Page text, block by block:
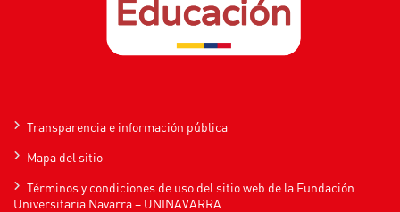
Transparencia e información pública
Mapa del sitio
Términos y condiciones de uso del sitio web de la Fundación
Universitaria Navarra – UNINAVARRA